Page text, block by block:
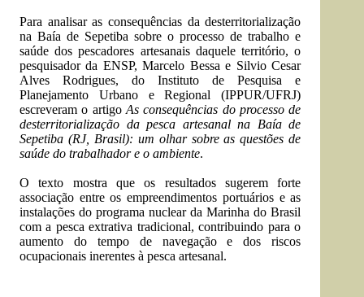
Para analisar as consequências da desterritorialização
na Baía de Sepetiba sobre o processo de trabalho e
saúde dos pescadores artesanais daquele território, o
pesquisador da ENSP, Marcelo Bessa e Silvio Cesar
Alves Rodrigues, do Instituto de Pesquisa e
Planejamento Urbano e Regional (IPPUR/UFRJ)
escreveram o artigo As consequências do processo de
desterritorialização da pesca artesanal na Baía de
Sepetiba (RJ, Brasil): um olhar sobre as questões de
saúde do trabalhador e o ambiente.
O texto mostra que os resultados sugerem forte
associação entre os empreendimentos portuários e as
instalações do programa nuclear da Marinha do Brasil
com a pesca extrativa tradicional, contribuindo para o
aumento do tempo de navegação e dos riscos
ocupacionais inerentes à pesca artesanal.